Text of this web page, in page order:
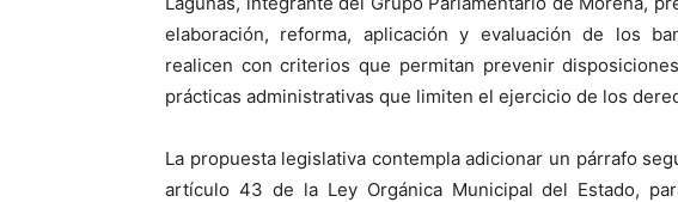
elaboración, reforma, aplicación y evaluación de los
realicen con criterios que permitan prevenir
prácticas administrativas que limiten el ejercicio de los
La propuesta legislativa contempla adicionar un párrafo
artículo 43 de la Ley Orgánica Municipal del Estado,